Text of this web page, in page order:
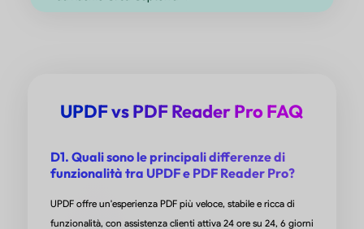
UPDF è più veloce, più facile da usare
e molto più conveniente del suo principale concorrente!
una dashboard più semplice e un'interfaccia utente più pulita
dispositivi mobili! Altamente consigliato sia per l'istruzione che
aziende!
UPDF vs PDF Reader Pro FAQ
D1. Quali sono le principali differenze di
funzionalità tra UPDF e PDF Reader Pro?
UPDF offre un'esperienza PDF più veloce, stabile e ricca di
funzionalità, con assistenza clienti attiva 24 ore su 24, 6 giorni